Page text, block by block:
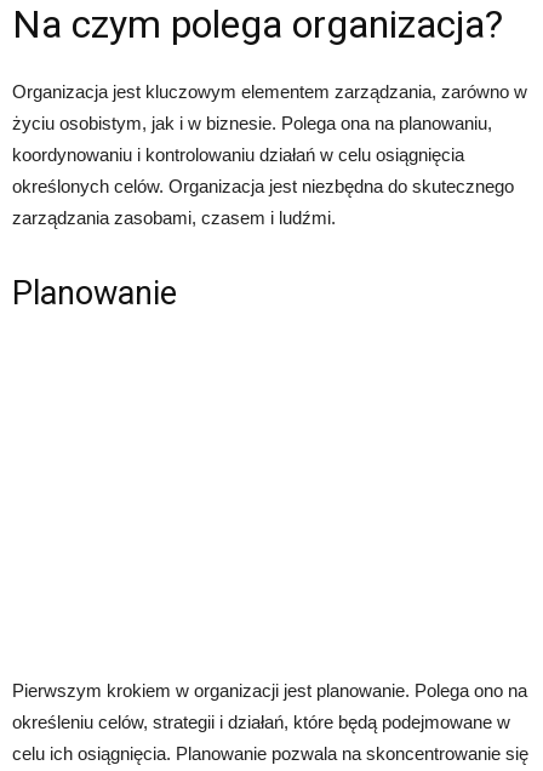
Na czym polega organizacja?
Organizacja jest kluczowym elementem zarządzania, zarówno w
życiu osobistym, jak i w biznesie. Polega ona na planowaniu,
koordynowaniu i kontrolowaniu działań w celu osiągnięcia
określonych celów. Organizacja jest niezbędna do skutecznego
zarządzania zasobami, czasem i ludźmi.
Planowanie
Pierwszym krokiem w organizacji jest planowanie. Polega ono na
określeniu celów, strategii i działań, które będą podejmowane w
celu ich osiągnięcia. Planowanie pozwala na skoncentrowanie się